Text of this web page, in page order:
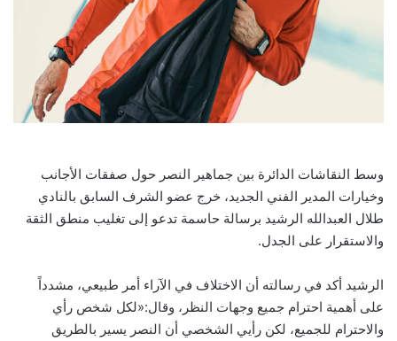
وسط النقاشات الدائرة بين جماهير النصر حول صفقات الأجانب
وخيارات المدير الفني الجديد، خرج عضو الشرف السابق بالنادي
طلال العبدالله الرشيد برسالة حاسمة تدعو إلى تغليب منطق الثقة
والاستقرار على الجدل.
الرشيد أكد في رسالته أن الاختلاف في الآراء أمر طبيعي، مشدداً
على أهمية احترام جميع وجهات النظر، وقال:«لكل شخص رأي
والاحترام للجميع، لكن رأيي الشخصي أن النصر يسير بالطريق